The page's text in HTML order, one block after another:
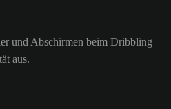
und Abschirmen beim Dribbling
aus.